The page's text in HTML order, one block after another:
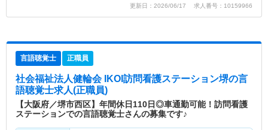
更新日：2026/06/17 求人番号：10159966
言語聴覚士 正職員
社会福祉法人健輪会 IKOI訪問看護ステーション堺の言
語聴覚士求人(正職員)
【大阪府／堺市西区】年間休日110日◎車通勤可能！訪問看護
ステーションでの言語聴覚士さんの募集です♪